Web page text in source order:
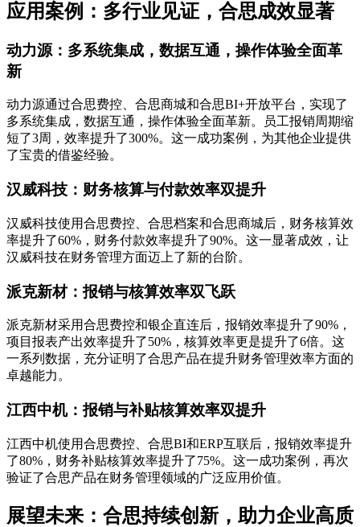
应用案例：多行业见证，合思成效显著
动力源：多系统集成，数据互通，操作体验全面革
新
动力源通过合思费控、合思商城和合思BI+开放平台，实现了
多系统集成，数据互通，操作体验全面革新。员工报销周期缩
短了3周，效率提升了300%。这一成功案例，为其他企业提供
了宝贵的借鉴经验。
汉威科技：财务核算与付款效率双提升
汉威科技使用合思费控、合思档案和合思商城后，财务核算效
率提升了60%，财务付款效率提升了90%。这一显著成效，让
汉威科技在财务管理方面迈上了新的台阶。
派克新材：报销与核算效率双飞跃
派克新材采用合思费控和银企直连后，报销效率提升了90%，
项目报表产出效率提升了50%，核算效率更是提升了6倍。这
一系列数据，充分证明了合思产品在提升财务管理效率方面的
卓越能力。
江西中机：报销与补贴核算效率双提升
江西中机使用合思费控、合思BI和ERP互联后，报销效率提升
了80%，财务补贴核算效率提升了75%。这一成功案例，再次
验证了合思产品在财务管理领域的广泛应用价值。
展望未来：合思持续创新，助力企业高质